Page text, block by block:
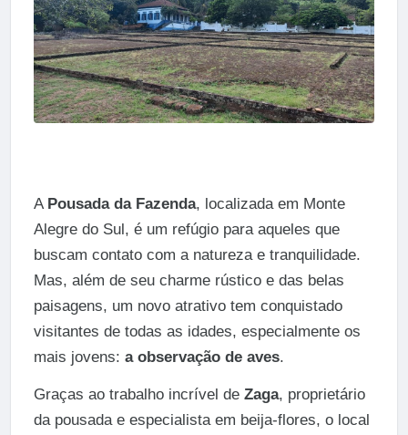
A Pousada da Fazenda, localizada em Monte
Alegre do Sul, é um refúgio para aqueles que
buscam contato com a natureza e tranquilidade.
Mas, além de seu charme rústico e das belas
paisagens, um novo atrativo tem conquistado
visitantes de todas as idades, especialmente os
mais jovens: a observação de aves.
Graças ao trabalho incrível de Zaga, proprietário
da pousada e especialista em beija-flores, o local